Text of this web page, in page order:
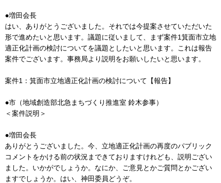
●増田会長
はい、ありがとうございました。それでは今提案させていただいた
形で進めたいと思います。議題に従いまして、まず案件1箕面市立地
適正化計画の検討についてを議題としたいと思います。これは報告
案件でございます。事務局より説明をお願いしたいと思います。
案件1：箕面市立地適正化計画の検討について【報告】
●市（地域創造部北急まちづくり推進室 鈴木参事）
＜案件説明＞
●増田会長
ありがとうございました。今、立地適正化計画の再度のパブリック
コメントをかける前の状況まできておりますけれども、説明ござい
ました。いかがでしょうか。なにか、ご意見とかご質問とかござい
ますでしょうか。はい、神田委員どうぞ。